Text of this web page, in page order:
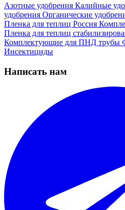
Азотные удобрения Калийные
удобрения Органические
Пленка для теплиц Россия
Пленка для теплиц
Комплектующие для ПНД трубы
Инсектициды
Написать нам